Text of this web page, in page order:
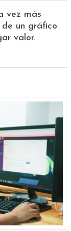
vez más
un gráfico
valor.